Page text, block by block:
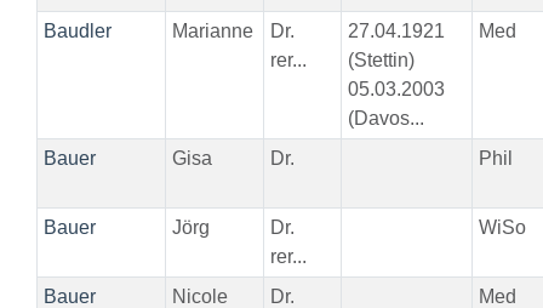
Baudler
Marianne
Dr.
rer...
27.04.1921
(Stettin)
05.03.2003
(Davos...
Med
Bauer Gisa Dr. Phil
Bauer Jörg
Dr.
rer...
WiSo
Bauer
Nicole
Dr.
Med